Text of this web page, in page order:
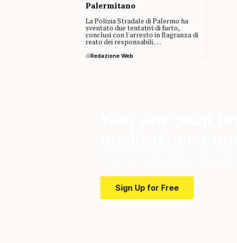
Palermitano
La Polizia Stradale di Palermo ha
sventato due tentativi di furto,
conclusi con l'arresto in flagranza di
reato dei responsabili.…
diRedazione Web
Sign Up for Free